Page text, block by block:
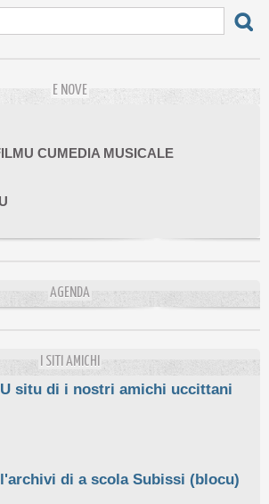
E NOVE
AGENDA
I SITI AMICHI
U situ di i nostri amichi uccittani
l'archivi di a scola Subissi (blocu)